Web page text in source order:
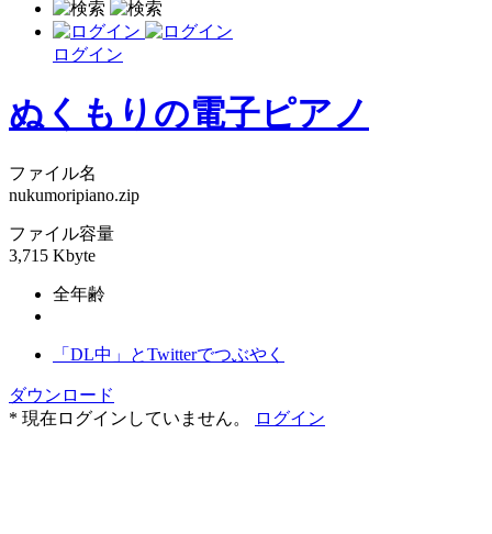
ログイン
ぬくもりの電子ピアノ
ファイル名
nukumoripiano.zip
ファイル容量
3,715 Kbyte
全年齢
「DL中」とTwitterでつぶやく
ダウンロード
* 現在ログインしていません。
ログイン